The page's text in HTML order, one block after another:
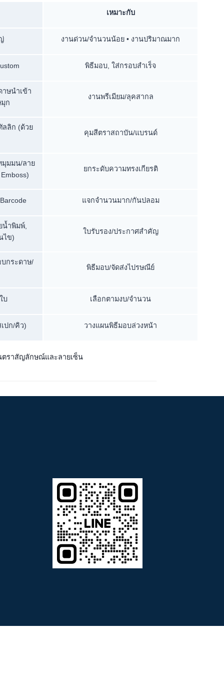
เหมาะกับ
งานด่วน/จำนวนน้อย • งานปริมาณมาก
พิธีมอบ, ใส่กรอบสำเร็จ
าษนำเข้า
มุก
งานพรีเมียม/ลุคสากล
ลลิก (ด้วย
คุมสีตราสถาบัน/แบรนด์
มุมมน/ลาย
ยกระดับความทรงเกียรติ
แจกจำนวนมาก/กันปลอม
น้ำพิมพ์,
ไข)
ใบรับรอง/ประกาศสำคัญ
กระดาษ/
พิธีมอบ/จัดส่งไปรษณีย์
บ เลือกตามงบ/จำนวน
ปก/คิว) วางแผนพิธีมอบล่วงหน้า
ตราสัญลักษณ์และลายเซ็น